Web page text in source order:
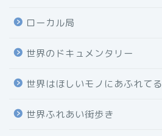
ローカル局
世界のドキュメンタリー
世界はほしいモノにあふれてる
世界ふれあい街歩き